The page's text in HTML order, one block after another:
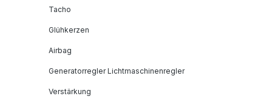
Tacho
Glühkerzen
Airbag
Generatorregler Lichtmaschinenregler
Verstärkung